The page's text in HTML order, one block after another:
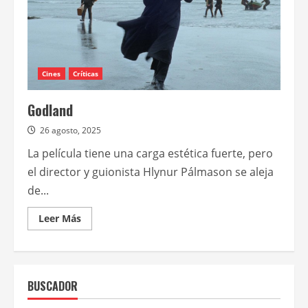
Cines Críticas
Godland
26 agosto, 2025
La película tiene una carga estética fuerte, pero
el director y guionista Hlynur Pálmason se aleja
de...
Leer MásLeer
más
BUSCADOR